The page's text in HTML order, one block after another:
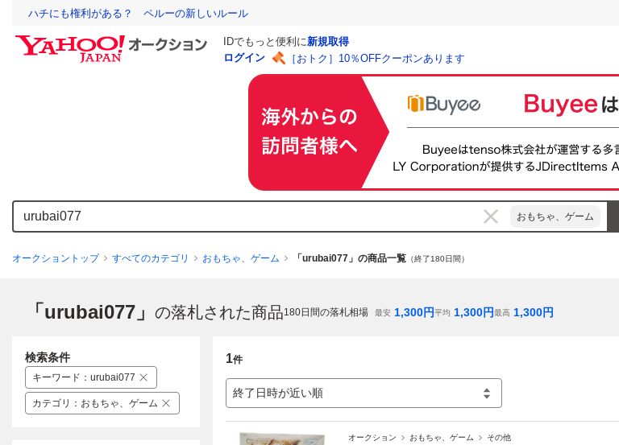
ハチにも権利がある？ ペルーの新しいルール
IDでもっと便利に新規取得
ログイン
［おトク］10％OFFクーポンあります
おもちゃ、ゲーム
オークショントップ すべてのカテゴリ おもちゃ、ゲーム 「urubai077」の商品一覧 （終了180日間）
「urubai077」 の落札された商品180日間の落札相場 最安 1,300円平均 1,300円最高 1,300円
1件
終了日時が近い順
オークション おもちゃ、ゲーム その他
検索条件
キーワード ： urubai077
カテゴリ ： おもちゃ、ゲーム